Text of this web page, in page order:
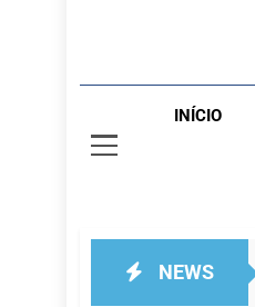
INÍCIO
NEWS